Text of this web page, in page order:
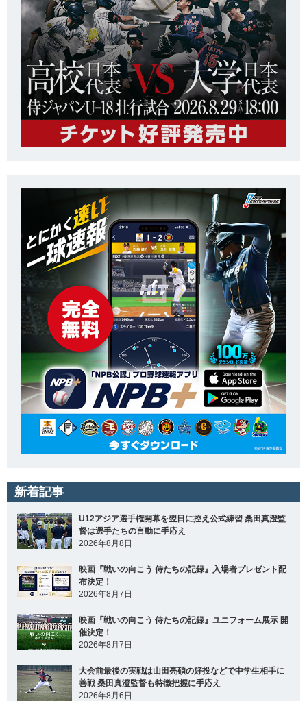
新着記事
U12アジア選手権開幕を翌日に控え公式練習 桑田真澄監
督は選手たちの言動に手応え
2026年8月8日
映画『戦いの向こう 侍たちの記録』入場者プレゼント配
布決定！
2026年8月7日
映画『戦いの向こう 侍たちの記録』ユニフォーム展示 開
催決定！
2026年8月7日
大会前最後の実戦は山田亮碩の好投などで中学生相手に
善戦 桑田真澄監督も特徴把握に手応え
2026年8月6日